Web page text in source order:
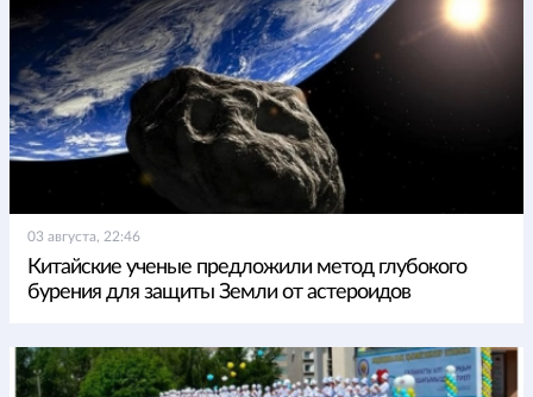
03 августа, 22:46
Китайские ученые предложили метод глубокого
бурения для защиты Земли от астероидов